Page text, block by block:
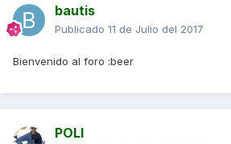
bautis
Publicado 11 de Julio del 2017
Bienvenido al foro :beer
POLI